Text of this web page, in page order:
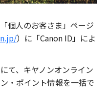
個人のお客さま」ページ
）に「Canon ID」によ
て、キヤノンオンライン
・ポイント情報を一括で